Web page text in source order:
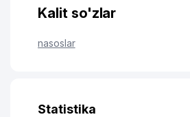
Kalit so'zlar
nasoslar
Statistika